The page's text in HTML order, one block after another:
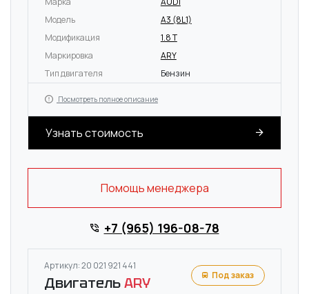
Модель
A3 (8L1)
Модификация
1.8 T
Маркировка
ARY
Тип двигателя
Бензин
Посмотреть полное описание
Узнать стоимость
Помощь менеджера
+7 (965) 196-08-78
Артикул: 20 021 921 441
ДвигательARY Под заказ